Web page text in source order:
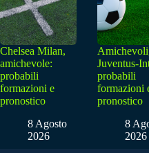
Chelsea Milan,
amichevole:
probabili
formazioni e
pronostico
8 Agosto
2026
Juventus-
probabili
formazioni
pronostico
8
2026